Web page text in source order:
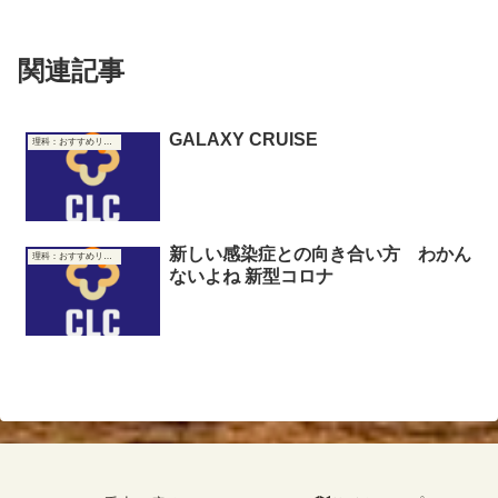
関連記事
理科：おすすめリンク集 GALAXY CRUISE
理科：おすすめリンク集
新しい感染症との向き合い方 わかん
ないよね 新型コロナ